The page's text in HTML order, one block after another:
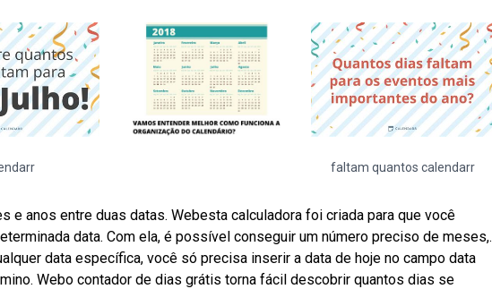
faltam quantos calendarr
e anos entre duas datas. Webesta calculadora foi criada para que você
data. Com ela, é possível conseguir um número preciso de meses,.
data específica, você só precisa inserir a data de hoje no campo data
Webo contador de dias grátis torna fácil descobrir quantos dias se